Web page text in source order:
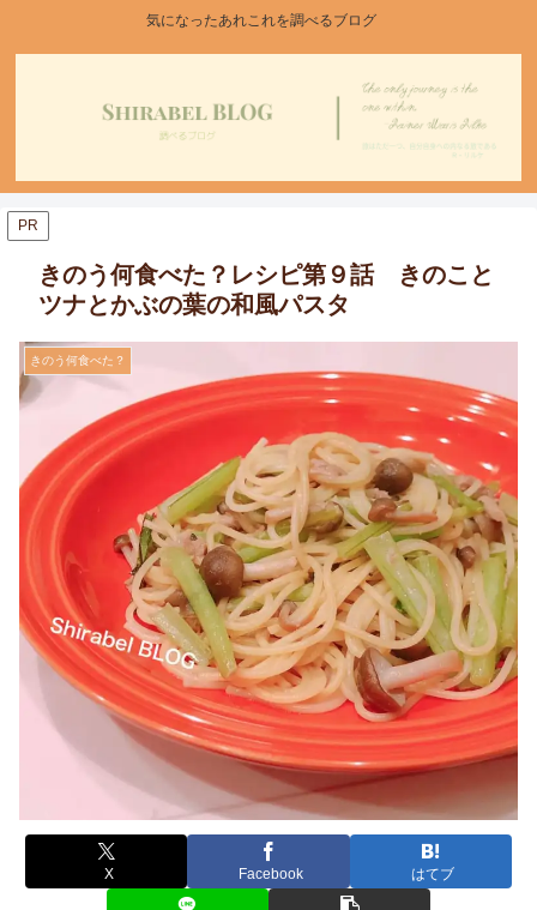
気になったあれこれを調べるブログ
PR
きのう何食べた？レシピ第９話 きのこと
ツナとかぶの葉の和風パスタ
きのう何食べた？
X Facebook はてブ